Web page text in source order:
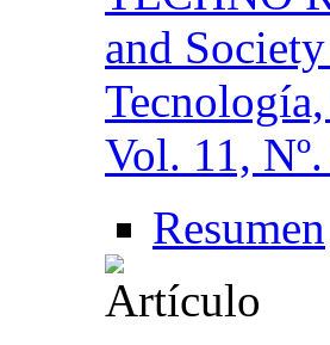
and
Vol. 11,
Resumen